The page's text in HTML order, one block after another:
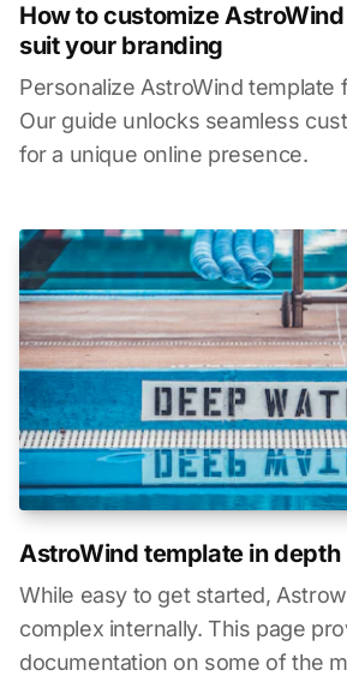
How to customize
suit your branding
Personalize AstroWind template
Our guide unlocks seamless
for a unique online presence.
AstroWind template in depth
While easy to get started,
complex internally. This page
documentation on some of the